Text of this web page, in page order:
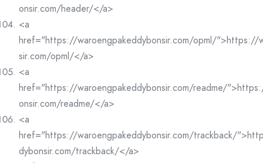
onsir.com/header/</a>
<a
href="https://waroengpakeddybonsir.com/opml/">https://
sir.com/opml/</a>
<a
href="https://waroengpakeddybonsir.com/readme/
onsir.com/readme/</a>
<a
href="https://waroengpakeddybonsir.com/trackback/
dybonsir.com/trackback/</a>